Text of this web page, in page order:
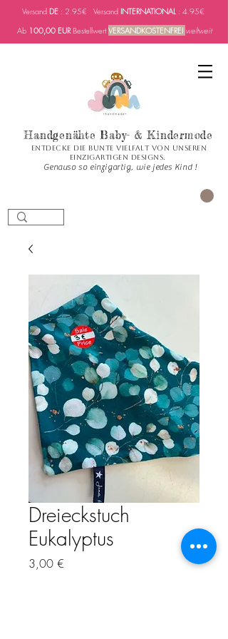
Versand DE : 2.95€ Versand INTERNATIONAL : 4.95€
Ab 100,00 EURBestellwertVERSANDKOSTENFREI weltweit
Handgenähte Baby- & Kindermode
Entdecke die bunte Vielfalt von unseren
einzigartigen Designs.
Genauso so einzigartig, wie jedes Kind !
Dreieckstuch
Eukalyptus
3,00 €